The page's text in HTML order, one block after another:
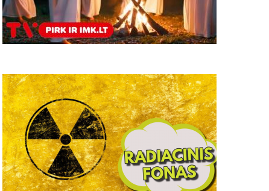
Poledinės žūklės varžybose ؘ–
beveik 100 dalyvių!
2026-02-10 13
Lietuvos vyrų krepšinio
rinktinė išlaikė rimtą
- Gran Kanarijoje įveikti
2022 08 17
2022-08-17